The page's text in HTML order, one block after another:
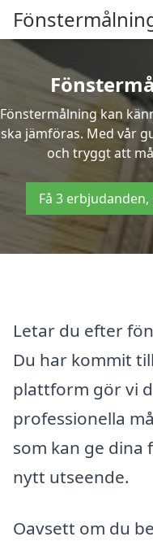
Fönstermålning kan
ska jämföras. Med vår
och tryggt att
Få 3
Letar du efter
Du har kommit
plattform gör vi
professionella
som kan ge
nytt utseende.
Oavsett om du